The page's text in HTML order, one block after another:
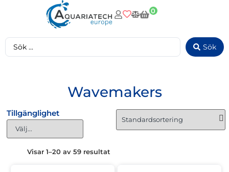
0
Sök
Wavemakers
Tillgänglighet
Visar 1–20 av 59 resultat